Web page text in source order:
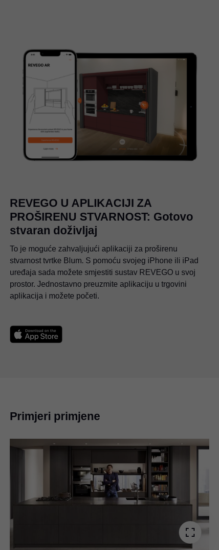
REVEGO U APLIKACIJI ZA
PROŠIRENU STVARNOST: Gotovo
stvaran doživljaj
To je moguće zahvaljujući aplikaciji za proširenu
stvarnost tvrtke Blum. S pomoću svojeg iPhone ili iPad
uređaja sada možete smjestiti sustav REVEGO u svoj
prostor. Jednostavno preuzmite aplikaciju u trgovini
aplikacija i možete početi.
Primjeri primjene